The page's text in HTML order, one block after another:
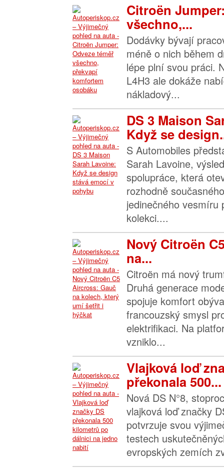
Citroën
všechno,...
Dodávky bývají
méně o nich během
lépe plní svou práci.
L4H3 ale dokáže
nákladový...
DS 3 Maison
Když se
S Automobiles
Sarah Lavoine,
spolupráce, která
rozhodně
jedinečného vesmíru
kolekci....
Nový Citroën
na...
Citroën má nový
Druhá generace
spojuje komfort
francouzský smysl
elektrifikaci. Na
vzniklo...
Vlajková loď
překonala 500...
Nová DS N°8,
vlajková loď značky
potvrzuje svou
testech
evropských zemích